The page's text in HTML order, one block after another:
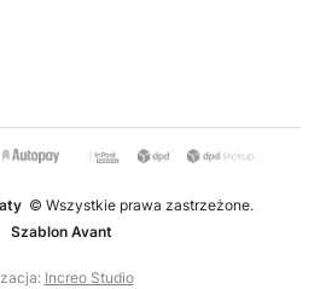
© Wszystkie prawa zastrzeżone.
Szablon Avant
Increo Studio